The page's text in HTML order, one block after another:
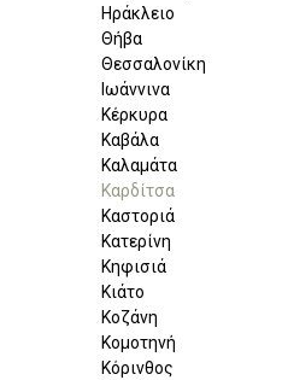
Ηράκλειο
Θήβα
Θεσσαλονίκη
Ιωάννινα
Κέρκυρα
Καβάλα
Καλαμάτα
Καρδίτσα
Καστοριά
Κατερίνη
Κηφισιά
Κιάτο
Κοζάνη
Κομοτηνή
Κόρινθος